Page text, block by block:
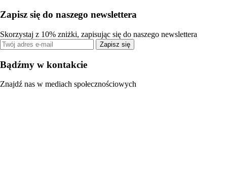
Zapisz się do naszego newslettera
Skorzystaj z 10% zniżki, zapisując się do naszego newslettera
Zapisz się
Bądźmy w kontakcie
Znajdź nas w mediach społecznościowych